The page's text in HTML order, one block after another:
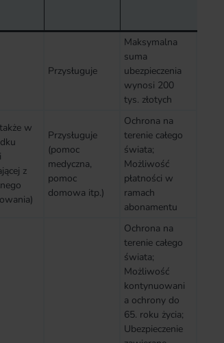
Przysługuje
Maksymalna
suma
ubezpieczenia
wynosi 200
tys. złotych
w
z
Przysługuje
(pomoc
medyczna,
pomoc
domowa itp.)
Ochrona na
terenie całego
świata;
Możliwość
płatności w
ramach
abonamentu
Ochrona na
terenie całego
świata;
Możliwość
kontynuowani
a ochrony do
65. roku życia;
Ubezpieczenie